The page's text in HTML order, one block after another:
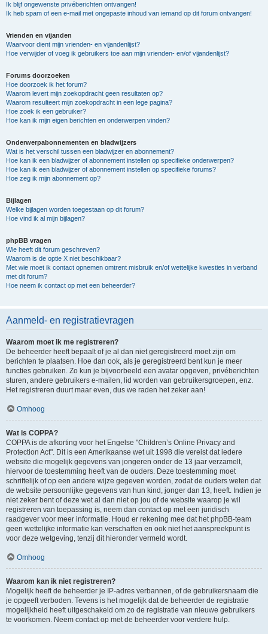
Ik blijf ongewenste privéberichten ontvangen!
Ik heb spam of een e-mail met ongepaste inhoud van iemand op dit forum ontvangen!
Vrienden en vijanden
Waarvoor dient mijn vrienden- en vijandenlijst?
Hoe verwijder of voeg ik gebruikers toe aan mijn vrienden- en/of vijandenlijst?
Forums doorzoeken
Hoe doorzoek ik het forum?
Waarom levert mijn zoekopdracht geen resultaten op?
Waarom resulteert mijn zoekopdracht in een lege pagina?
Hoe zoek ik een gebruiker?
Hoe kan ik mijn eigen berichten en onderwerpen vinden?
Onderwerpabonnementen en bladwijzers
Wat is het verschil tussen een bladwijzer en abonnement?
Hoe kan ik een bladwijzer of abonnement instellen op specifieke onderwerpen?
Hoe kan ik een bladwijzer of abonnement instellen op specifieke forums?
Hoe zeg ik mijn abonnement op?
Bijlagen
Welke bijlagen worden toegestaan op dit forum?
Hoe vind ik al mijn bijlagen?
phpBB vragen
Wie heeft dit forum geschreven?
Waarom is de optie X niet beschikbaar?
Met wie moet ik contact opnemen omtrent misbruik en/of wettelijke kwesties in verband
met dit forum?
Hoe neem ik contact op met een beheerder?
Aanmeld- en registratievragen
Waarom moet ik me registreren?
De beheerder heeft bepaalt of je al dan niet geregistreerd moet zijn om
berichten te plaatsen. Hoe dan ook, als je geregistreerd bent kun je meer
functies gebruiken. Zo kun je bijvoorbeeld een avatar opgeven, privéberichten
sturen, andere gebruikers e-mailen, lid worden van gebruikersgroepen, enz.
Het registreren duurt maar even, dus we raden het zeker aan!
Omhoog
Wat is COPPA?
COPPA is de afkorting voor het Engelse "Children’s Online Privacy and
Protection Act". Dit is een Amerikaanse wet uit 1998 die vereist dat iedere
website die mogelijk gegevens van jongeren onder de 13 jaar verzamelt,
hiervoor de toestemming heeft van de ouders. Deze toestemming moet
schriftelijk of op een andere wijze gegeven worden, zodat de ouders weten dat
de website persoonlijke gegevens van hun kind, jonger dan 13, heeft. Indien je
niet zeker bent of deze wet al dan niet op jou of de website waarop je wil
registreren van toepassing is, neem dan contact op met een juridisch
raadgever voor meer informatie. Houd er rekening mee dat het phpBB-team
geen wettelijke informatie kan verschaffen en ook niet het aanspreekpunt is
voor deze wetgeving, tenzij dit hieronder vermeld wordt.
Omhoog
Waarom kan ik niet registreren?
Mogelijk heeft de beheerder je IP-adres verbannen, of de gebruikersnaam die
je opgeeft verboden. Tevens is het mogelijk dat de beheerder de registratie
mogelijkheid heeft uitgeschakeld om zo de registratie van nieuwe gebruikers
te voorkomen. Neem contact op met de beheerder voor verdere hulp.